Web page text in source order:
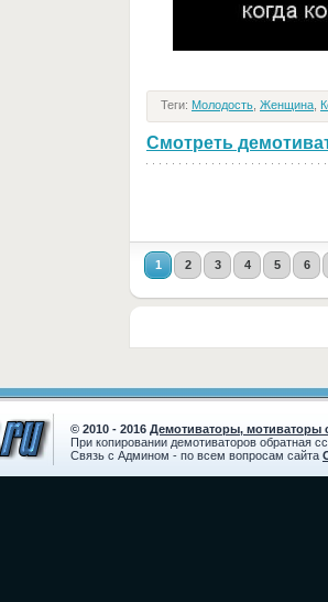
Теги: Молодость Женщина
Смотреть
1 2 3 4 5 6
© 2010 - 2016 Демотиваторы, мотиваторы
При копировании демотиваторов обратная
Связь с Админом - по всем вопросам сайта